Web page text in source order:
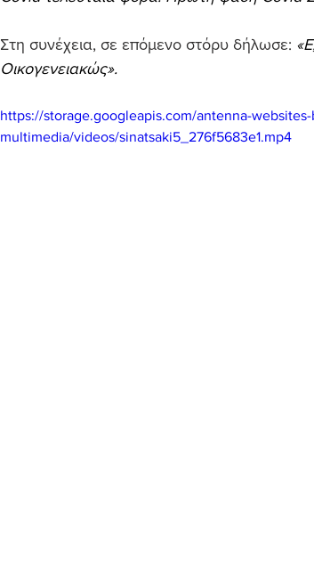
Στη συνέχεια, σε επόμενο στόρυ δήλωσε:
Οικογενειακώς».
https://storage.googleapis.com/antenna-
multimedia/videos/sinatsaki5_276f5683e1.mp4